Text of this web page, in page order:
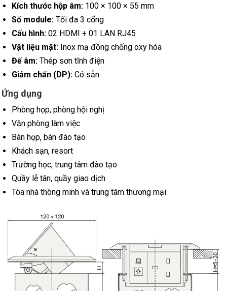
Kích thước hộp âm: 100 × 100 × 55 mm
Số module: Tối đa 3 cổng
Cấu hình: 02 HDMI + 01 LAN RJ45
Vật liệu mặt: Inox mạ đồng chống oxy hóa
Đế âm: Thép sơn tĩnh điện
Giảm chấn (DP): Có sẵn
Ứng dụng
Phòng họp, phòng hội nghị
Văn phòng làm việc
Bàn họp, bàn đào tạo
Khách sạn, resort
Trường học, trung tâm đào tạo
Quầy lễ tân, quầy giao dịch
Tòa nhà thông minh và trung tâm thương mại